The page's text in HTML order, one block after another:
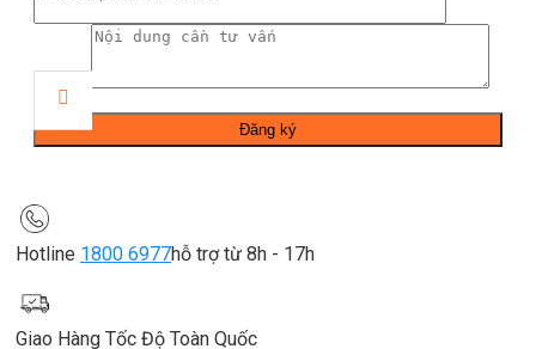
Hotline 1800 6977hỗ trợ từ 8h - 17h
Giao Hàng Tốc Độ Toàn Quốc